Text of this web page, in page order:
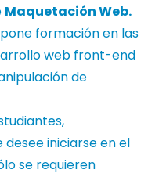
Maquetación Web.
formación en las
web front-end
de
iniciarse en el
se requieren